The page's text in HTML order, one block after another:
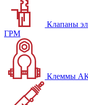
Клапаны
ГРМ
Клеммы